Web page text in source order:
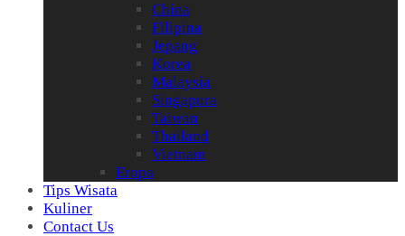
China
Filipina
Jepang
Korea
Malaysia
Singapura
Taiwan
Thailand
Vietnam
Eropa
Tips Wisata
Kuliner
Contact Us